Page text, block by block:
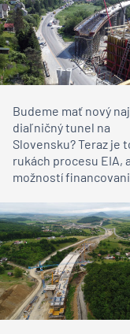
Budeme mať nový
diaľničný tunel na
Slovensku? Teraz je
rukách procesu EIA,
možností